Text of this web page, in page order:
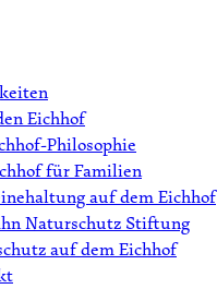
Eichhof
Philosophie
für Familien
auf dem Eichhof
Naturschutz Stiftung
auf dem Eichhof